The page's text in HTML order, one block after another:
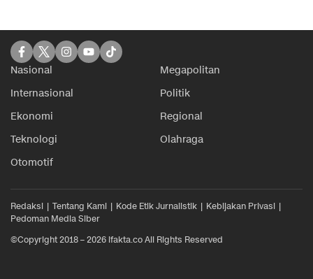
Nasional
Megapolitan
Internasional
Politik
Ekonomi
Regional
Teknologi
Olahraga
Otomotif
Redaksi Tentang Kami Kode Etik Jurnalistik
Kebijakan Privasi
Pedoman Media Siber
©Copyright 2018 – 2026 ifakta.co All Rights Reserved